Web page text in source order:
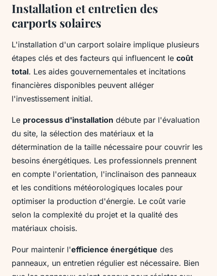
Installation et entretien des
carports solaires
L'installation d'un carport solaire implique plusieurs
étapes clés et des facteurs qui influencent le coût
total. Les aides gouvernementales et incitations
financières disponibles peuvent alléger
l'investissement initial.
Le processus d'installation débute par l'évaluation
du site, la sélection des matériaux et la
détermination de la taille nécessaire pour couvrir les
besoins énergétiques. Les professionnels prennent
en compte l'orientation, l'inclinaison des panneaux
et les conditions météorologiques locales pour
optimiser la production d'énergie. Le coût varie
selon la complexité du projet et la qualité des
matériaux choisis.
Pour maintenir l'efficience énergétique des
panneaux, un entretien régulier est nécessaire. Bien